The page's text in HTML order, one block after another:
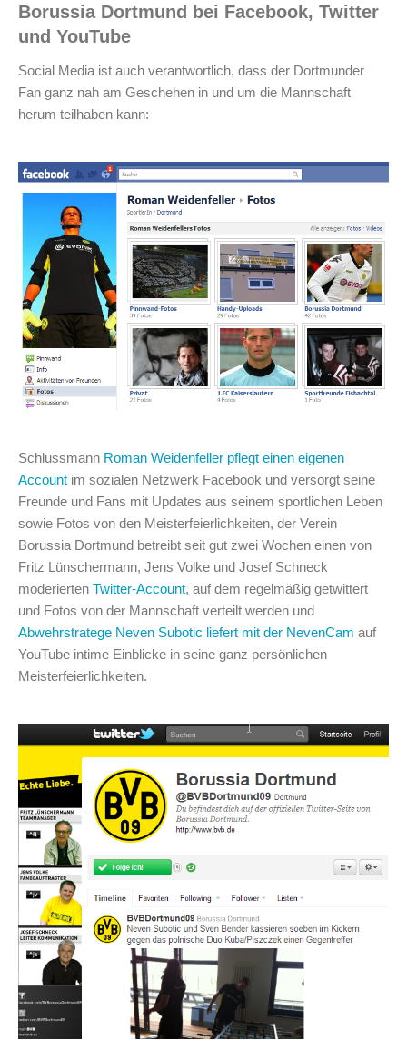
Borussia Dortmund bei Facebook, Twitter
und YouTube
Social Media ist auch verantwortlich, dass der Dortmunder
Fan ganz nah am Geschehen in und um die Mannschaft
herum teilhaben kann:
Schlussmann Roman Weidenfeller pflegt einen eigenen
Account im sozialen Netzwerk Facebook und versorgt seine
Freunde und Fans mit Updates aus seinem sportlichen Leben
sowie Fotos von den Meisterfeierlichkeiten, der Verein
Borussia Dortmund betreibt seit gut zwei Wochen einen von
Fritz Lünschermann, Jens Volke und Josef Schneck
moderierten Twitter-Account, auf dem regelmäßig getwittert
und Fotos von der Mannschaft verteilt werden und
Abwehrstratege Neven Subotic liefert mit der NevenCam auf
YouTube intime Einblicke in seine ganz persönlichen
Meisterfeierlichkeiten.